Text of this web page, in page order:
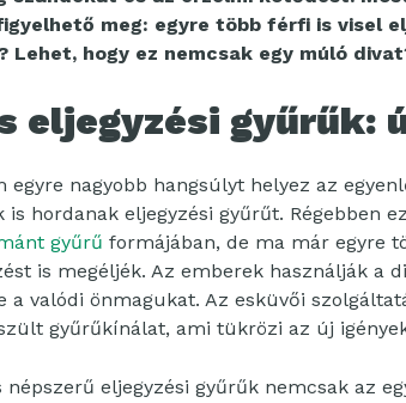
meg: egyre több férfi is visel
Lehet, hogy ez nemcsak egy múló
eljegyzési gyűrűk:
egyre nagyobb hangsúlyt helyez az
is hordanak eljegyzési gyűrűt. Régebben
gyűrű formájában, de ma már egyre
is megéljék. Az emberek használják a
a valódi önmagukat. Az esküvői
gyűrűkínálat, ami tükrözi az új
eljegyzési gyűrűk nemcsak az